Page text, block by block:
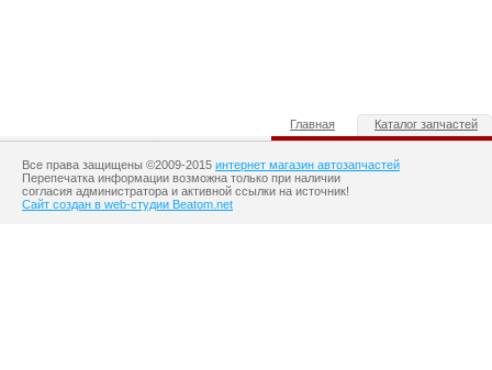
Главная Каталог запчастей
Все права защищены ©2009-2015 интернет магазин автозапчастей
Перепечатка информации возможна только при наличии
согласия администратора и активной ссылки на источник!
Сайт создан в web-студии Beatom.net